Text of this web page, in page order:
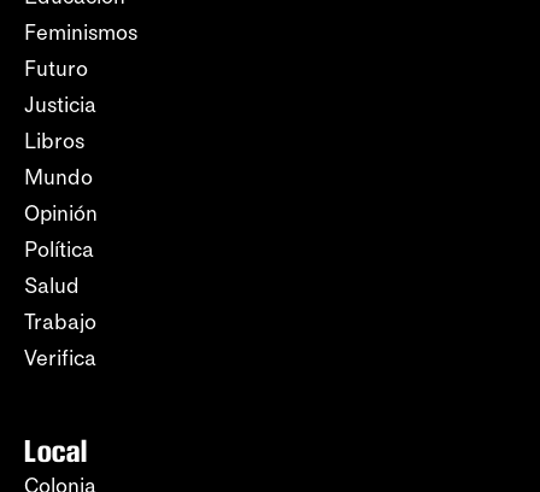
Feminismos
Futuro
Justicia
Libros
Mundo
Opinión
Política
Salud
Trabajo
Verifica
Local
Colonia